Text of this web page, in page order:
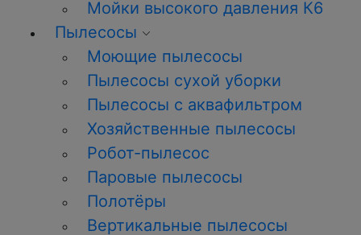
Мойки высокого давления К6
Пылесосы
Моющие пылесосы
Пылесосы сухой уборки
Пылесосы с аквафильтром
Хозяйственные пылесосы
Робот-пылесос
Паровые пылесосы
Полотёры
Вертикальные пылесосы